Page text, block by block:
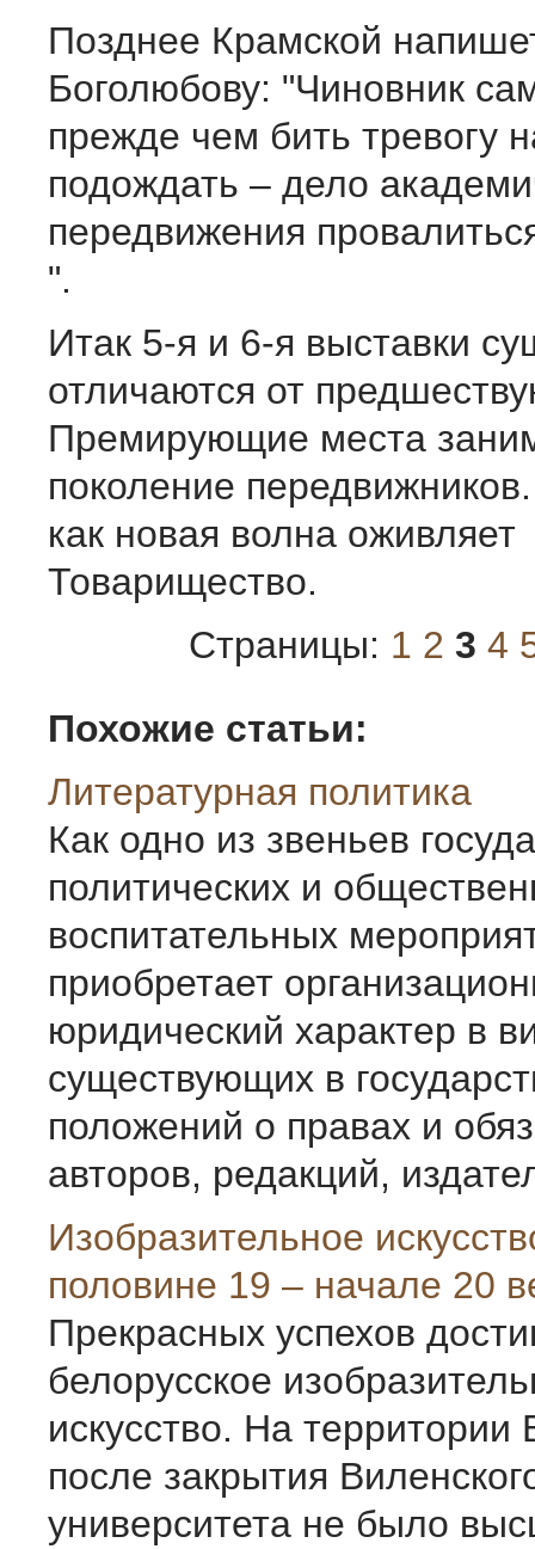
Позднее Крамской
Боголюбову: "Чиновник
прежде чем бить тревогу
подождать – дело
передвижения
".
Итак 5-я и 6-я выставки
отличаются от
Премирующие места
поколение
как новая волна оживляет
Товарищество.
Страницы: 1 2 3 4
Похожие статьи:
Литературная политика
Как одно из звеньев
политических и
воспитательных
приобретает
юридический характер в
существующих в
положений о правах и
авторов, редакций,
Изобразительное
половине 19 – начале 20
Прекрасных успехов
белорусское
искусство. На территории
после закрытия
университета не было